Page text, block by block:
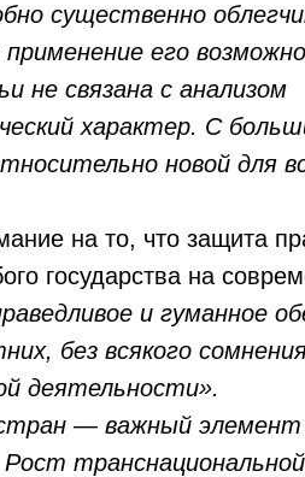
существенно
его
не связана с анализом
характер. С
новой для
на то, что защита
государства на
и гуманное
без всякого
деятельности».
— важный элемент
транснациональной